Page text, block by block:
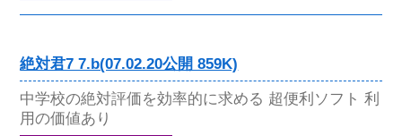
絶対君7 7.b(07.02.20公開 859K)
中学校の絶対評価を効率的に求める 超便利ソフト 利
用の価値あり